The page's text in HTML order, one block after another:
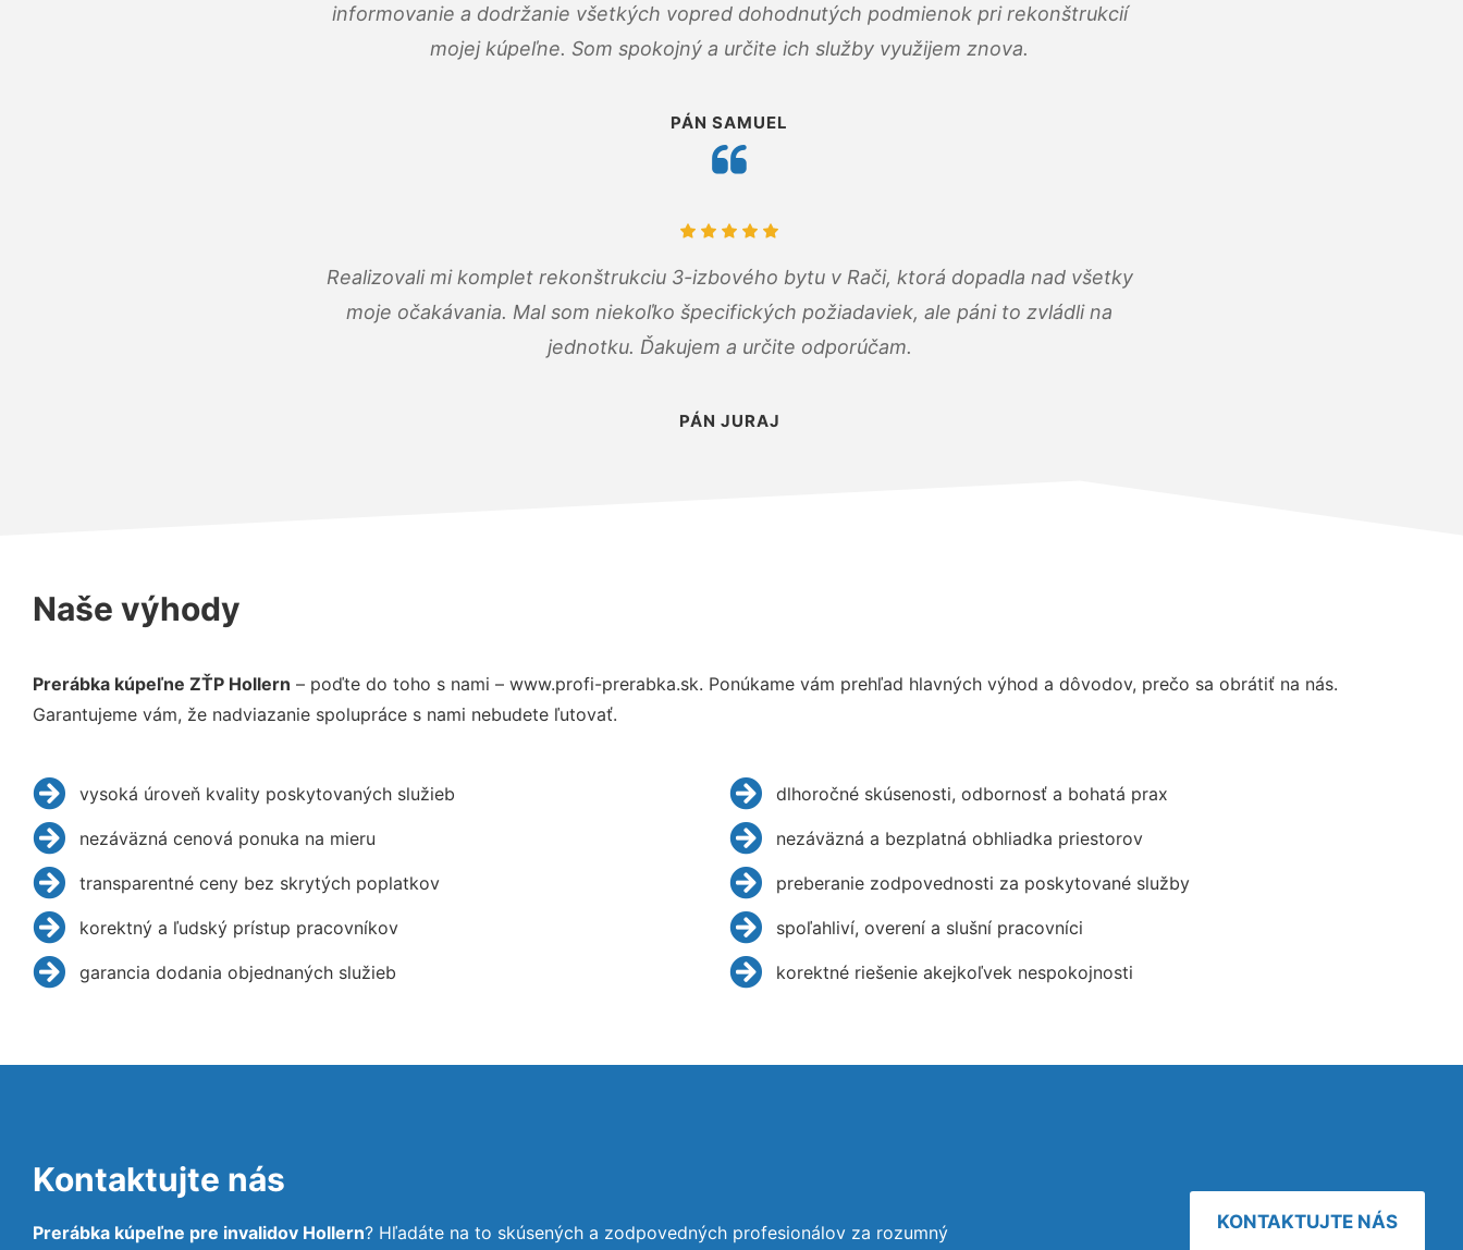
informovanie a dodržanie všetkých vopred dohodnutých podmienok pri rekonštrukcií
mojej kúpeľne. Som spokojný a určite ich služby využijem znova.
PÁN SAMUEL
Realizovali mi komplet rekonštrukciu 3-izbového bytu v Rači, ktorá dopadla nad všetky
moje očakávania. Mal som niekoľko špecifických požiadaviek, ale páni to zvládli na
jednotku. Ďakujem a určite odporúčam.
PÁN JURAJ
Naše výhody
Prerábka kúpeľne ZŤP Hollern – poďte do toho s nami – www.profi-prerabka.sk. Ponúkame vám prehľad hlavných výhod a dôvodov, prečo sa obrátiť na nás.
Garantujeme vám, že nadviazanie spolupráce s nami nebudete ľutovať.
vysoká úroveň kvality poskytovaných služieb
nezáväzná cenová ponuka na mieru
transparentné ceny bez skrytých poplatkov
korektný a ľudský prístup pracovníkov
garancia dodania objednaných služieb
dlhoročné skúsenosti, odbornosť a bohatá prax
nezáväzná a bezplatná obhliadka priestorov
preberanie zodpovednosti za poskytované služby
spoľahliví, overení a slušní pracovníci
korektné riešenie akejkoľvek nespokojnosti
Kontaktujte nás
Prerábka kúpeľne pre invalidov Hollern? Hľadáte na to skúsených a zodpovedných profesionálov za rozumný KONTAKTUJTE NÁS